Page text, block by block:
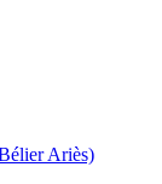
Ariès)